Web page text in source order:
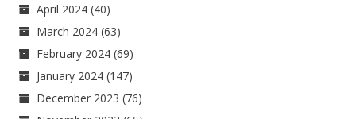
April 2024 (40)
March 2024 (63)
February 2024 (69)
January 2024 (147)
December 2023 (76)